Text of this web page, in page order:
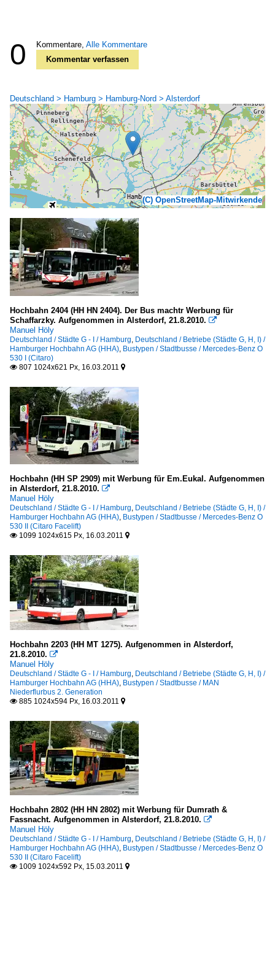
0 Kommentare, Alle Kommentare
Kommentar verfassen
Deutschland > Hamburg > Hamburg-Nord > Alsterdorf
(C) OpenStreetMap-Mitwirkende
Hochbahn 2404 (HH HN 2404). Der Bus machtr Werbung für
Schaffarzky. Aufgenommen in Alsterdorf, 21.8.2010. 
Manuel Höly
Deutschland / Städte G - I / Hamburg Deutschland / Betriebe (Städte G, H, I) /
Hamburger Hochbahn AG (HHA) Bustypen / Stadtbusse / Mercedes-Benz O
530 I (Citaro)
 807 1024x621 Px, 16.03.2011 
Hochbahn (HH SP 2909) mit Werbung für Em.Eukal. Aufgenommen
in Alsterdorf, 21.8.2010. 
Manuel Höly
Deutschland / Städte G - I / Hamburg Deutschland / Betriebe (Städte G, H, I) /
Hamburger Hochbahn AG (HHA) Bustypen / Stadtbusse / Mercedes-Benz O
530 II (Citaro Facelift)
 1099 1024x615 Px, 16.03.2011 
Hochbahn 2203 (HH MT 1275). Aufgenommen in Alsterdorf,
21.8.2010. 
Manuel Höly
Deutschland / Städte G - I / Hamburg Deutschland / Betriebe (Städte G, H, I) /
Hamburger Hochbahn AG (HHA) Bustypen / Stadtbusse / MAN
Niederflurbus 2. Generation
 885 1024x594 Px, 16.03.2011 
Hochbahn 2802 (HH HN 2802) mit Werbung für Dumrath &
Fassnacht. Aufgenommen in Alsterdorf, 21.8.2010. 
Manuel Höly
Deutschland / Städte G - I / Hamburg Deutschland / Betriebe (Städte G, H, I) /
Hamburger Hochbahn AG (HHA) Bustypen / Stadtbusse / Mercedes-Benz O
530 II (Citaro Facelift)
 1009 1024x592 Px, 15.03.2011 